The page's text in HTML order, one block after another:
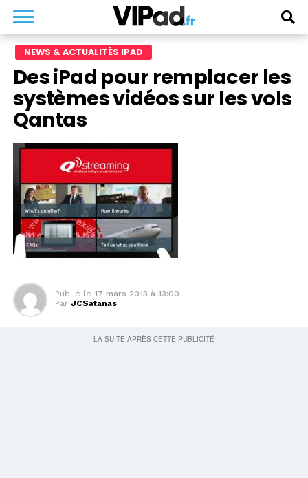
NEWS & ACTUALITÉS IPAD
Des iPad pour remplacer les
systèmes vidéos sur les vols
Qantas
Publié le 17 mars 2013 à 13:00
Par JCSatanas